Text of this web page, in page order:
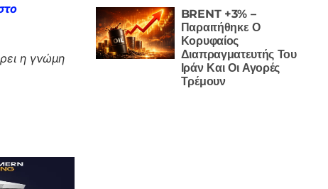
η γνώμη
BRENT +3% –
Παραιτήθηκε Ο
Κορυφαίος
Διαπραγματευτής Του
Ιράν Και Οι Αγορές
Τρέμουν